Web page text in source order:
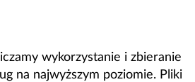
wykorzystanie i zbieranie
na najwyższym poziomie. Pliki